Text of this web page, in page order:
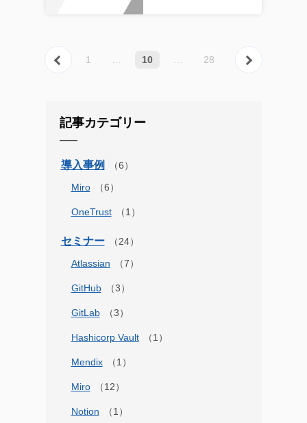
1 10 28
記事カテゴリー
導入事例
Miro
OneTrust
セミナー
Atlassian
GitHub
GitLab
Hashicorp Vault
Mendix
Miro
Notion